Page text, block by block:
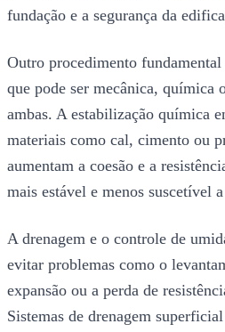
fundação e a segurança da
Outro procedimento
que pode ser mecânica, química
ambas. A estabilização química
materiais como cal, cimento ou
aumentam a coesão e a
mais estável e menos suscetível
A drenagem e o controle de
evitar problemas como o
expansão ou a perda de
Sistemas de drenagem